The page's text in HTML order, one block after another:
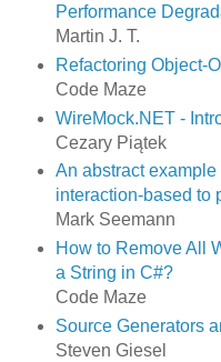
Performance
Martin J. T.
Refactoring Object-
Code Maze
WireMock.NET -
Cezary Piątek
An abstract
interaction-based to
Mark Seemann
How to Remove All
a String in C#?
Code Maze
Source Generators
Steven Giesel